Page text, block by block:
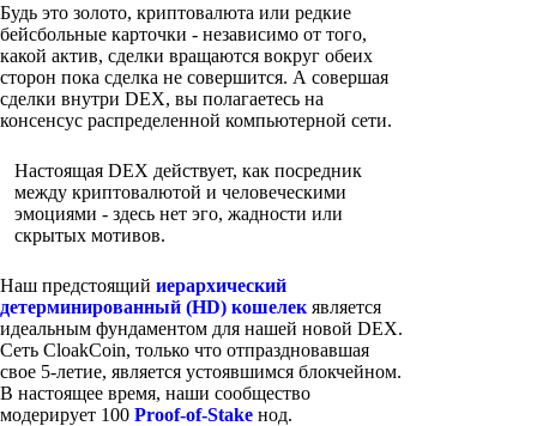
Будь это золото, криптовалюта или редкие
бейсбольные карточки - независимо от того,
какой актив, сделки вращаются вокруг обеих
сторон пока сделка не совершится. А совершая
сделки внутри DEX, вы полагаетесь на
консенсус распределенной компьютерной сети.
Настоящая DEX действует, как посредник
между криптовалютой и человеческими
эмоциями - здесь нет эго, жадности или
скрытых мотивов.
Наш предстоящий иерархический
детерминированный (HD) кошелек является
идеальным фундаментом для нашей новой DEX.
Сеть CloakCoin, только что отпраздновавшая
свое 5-летие, является устоявшимся блокчейном.
В настоящее время, наши сообщество
модерирует 100 Proof-of-Stake нод.